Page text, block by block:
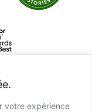
votre expérience